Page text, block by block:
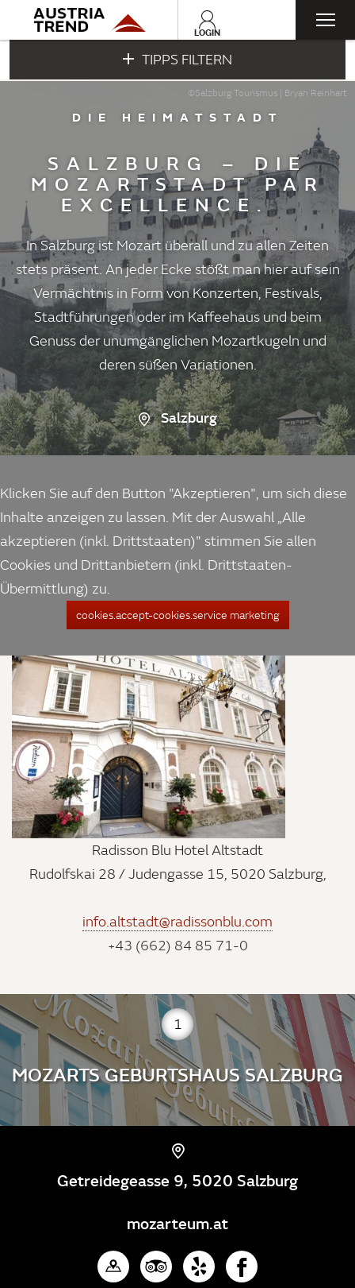
LOGIN
TIPPS FILTERN
DIE HEIMATSTADT
SALZBURG – DIE
MOZARTSTADT PAR
EXCELLENCE.
In Salzburg ist Mozart überall und zu allen Zeiten
stets präsent. An jeder Ecke stößt man hier auf sein
Vermächtnis in Form von Konzerten, Festivals,
Stadtführungen oder im Kaffeehaus und beim
Genuss der unumgänglichen Mozartkugeln und
deren süßen Variationen.
Salzburg
©Salzburg Tourismus | Bryan Reinhart
Klicken Sie auf den Button "Akzeptieren", um sich diese
Inhalte anzeigen zu lassen. Mit der Auswahl „Alle
akzeptieren (inkl. Drittstaaten)" stimmen Sie allen
Cookies und Drittanbietern (inkl. Drittstaaten-
Übermittlung) zu.
cookies.accept-cookies.service marketing
Radisson Blu Hotel Altstadt
Rudolfskai 28 / Judengasse 15, 5020 Salzburg,
info.altstadt@radissonblu.com
+43 (662) 84 85 71-0
1
MOZARTS GEBURTSHAUS SALZBURG
Getreidegeasse 9, 5020 Salzburg
mozarteum.at